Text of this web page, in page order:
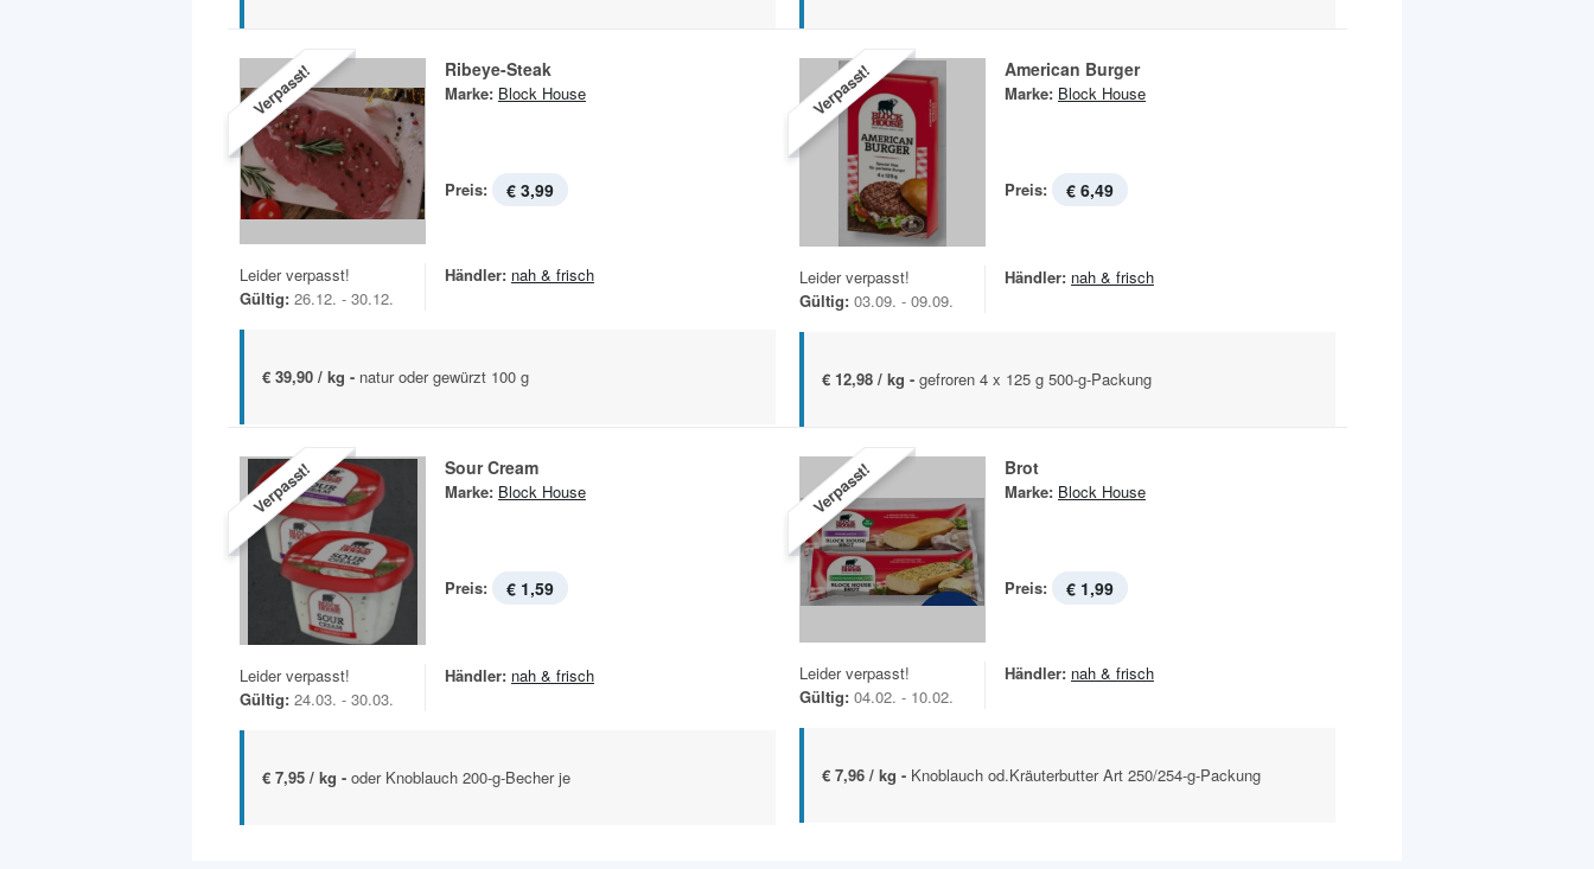
Verpasst! Ribeye-Steak
Marke: Block House
Preis: € 3,99
Leider verpasst!
Gültig: 26.12. - 30.12.
Händler: nah & frisch
€ 39,90 / kg - natur oder gewürzt 100 g
Verpasst! American Burger
Marke: Block House
Preis: € 6,49
Leider verpasst!
Gültig: 03.09. - 09.09.
Händler: nah & frisch
€ 12,98 / kg - gefroren 4 x 125 g 500-g-Packung
Verpasst! Sour Cream
Marke: Block House
Preis: € 1,59
Leider verpasst!
Gültig: 24.03. - 30.03.
Händler: nah & frisch
€ 7,95 / kg - oder Knoblauch 200-g-Becher je
Verpasst! Brot
Marke: Block House
Preis: € 1,99
Leider verpasst!
Gültig: 04.02. - 10.02.
Händler: nah & frisch
€ 7,96 / kg - Knoblauch od.Kräuterbutter Art 250/254-g-Packung